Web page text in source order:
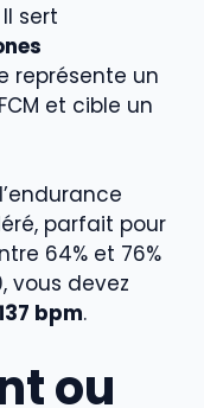
sert
représente un
et cible un
parfait pour
64% et 76%
vous devez
bpm.
ou